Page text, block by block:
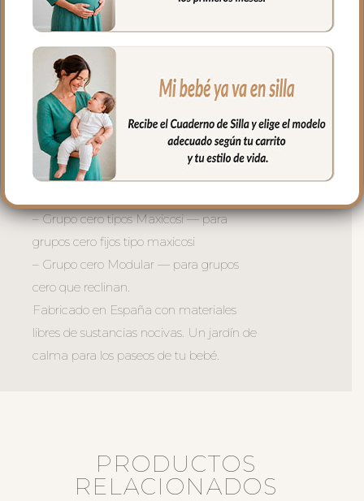
– Traseras ajustadas con goma en la
parte superior y en la inferior para que
quede bien sujeta.
– Respaldo de rejilla 3D para una buena
ventilación
– Microfibra hueca transpirable y ligera
-Cremalleras laterales al tono. Puedes
quitar la tapa y te queda la funda.
– Grupo cero tipos Maxicosi — para
grupos cero fijos tipo maxicosi
– Grupo cero Modular — para grupos
cero que reclinan.
Fabricado en España con materiales
libres de sustancias nocivas. Un jardín de
calma para los paseos de tu bebé.
PRODUCTOS
RELACIONADOS